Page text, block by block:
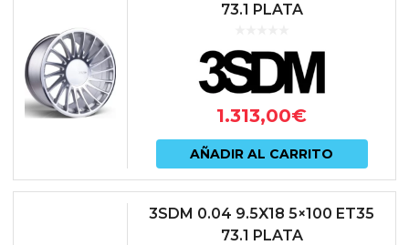
73.1 PLATA
1.313,00€
AÑADIR AL CARRITO
3SDM 0.04 9.5X18 5×100 ET35
73.1 PLATA